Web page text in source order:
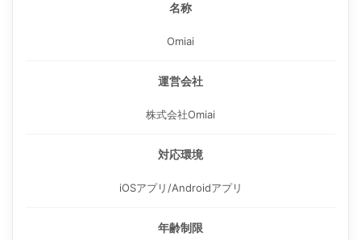
名称
Omiai
運営会社
株式会社Omiai
対応環境
iOSアプリ/Androidアプリ
年齢制限